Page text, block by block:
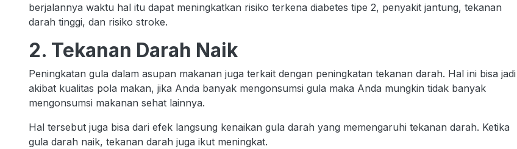
berjalannya waktu hal itu dapat meningkatkan risiko terkena diabetes tipe 2, penyakit jantung, tekanan
darah tinggi, dan risiko stroke.
2. Tekanan Darah Naik
Peningkatan gula dalam asupan makanan juga terkait dengan peningkatan tekanan darah. Hal ini bisa jadi
akibat kualitas pola makan, jika Anda banyak mengonsumsi gula maka Anda mungkin tidak banyak
mengonsumsi makanan sehat lainnya.
Hal tersebut juga bisa dari efek langsung kenaikan gula darah yang memengaruhi tekanan darah. Ketika
gula darah naik, tekanan darah juga ikut meningkat.